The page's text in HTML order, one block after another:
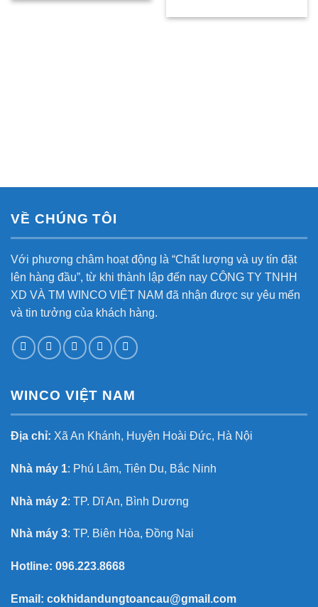
VỀ CHÚNG TÔI
Với phương châm hoạt động là “Chất lượng và uy tín đặt
lên hàng đầu”, từ khi thành lập đến nay CÔNG TY TNHH
XD VÀ TM WINCO VIỆT NAM đã nhận được sự yêu mến
và tin tưởng của khách hàng.
WINCO VIỆT NAM
Địa chỉ: Xã An Khánh, Huyện Hoài Đức, Hà Nội
Nhà máy 1: Phú Lâm, Tiên Du, Bắc Ninh
Nhà máy 2: TP. Dĩ An, Bình Dương
Nhà máy 3: TP. Biên Hòa, Đồng Nai
Hotline: 096.223.8668
Email: cokhidandungtoancau@gmail.com